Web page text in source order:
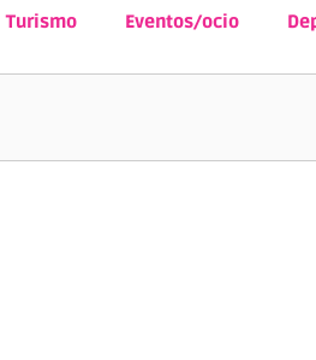
Turismo Eventos/ocio